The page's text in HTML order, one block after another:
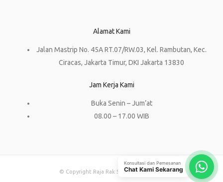
Alamat Kami
Jalan Mastrip No. 45A RT.07/RW.03, Kel. Rambutan, Kec.
Ciracas, Jakarta Timur, DKI Jakarta 13830
Jam Kerja Kami
Buka Senin – Jum’at
08.00 – 17.00 WIB
© Copyright Raja Rak Supermarket 2023
Konsultasi dan Pemesanan
Chat Kami Sekarang